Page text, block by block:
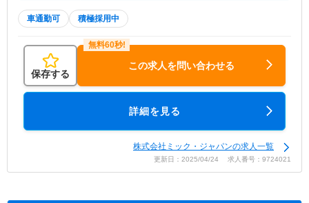
車通勤可 積極採用中
保存する
この求人を問い合わせる
詳細を見る
株式会社ミック・ジャパンの求人一覧
更新日：2025/04/24 求人番号：9724021